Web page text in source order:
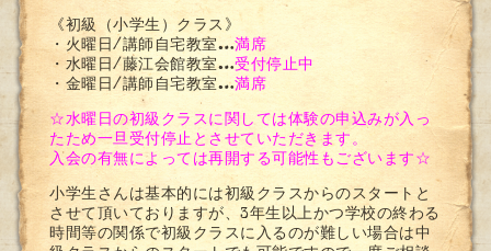
《初級（小学生）クラス》
・火曜日/講師自宅教室…満席
・水曜日/藤江会館教室…受付停止中
・金曜日/講師自宅教室…満席
☆水曜日の初級クラスに関しては体験の申込みが入っ
たため一旦受付停止とさせていただきます。
入会の有無によっては再開する可能性もございます☆
小学生さんは基本的には初級クラスからのスタートと
させて頂いておりますが、3年生以上かつ学校の終わる
時間等の関係で初級クラスに入るのが難しい場合は中